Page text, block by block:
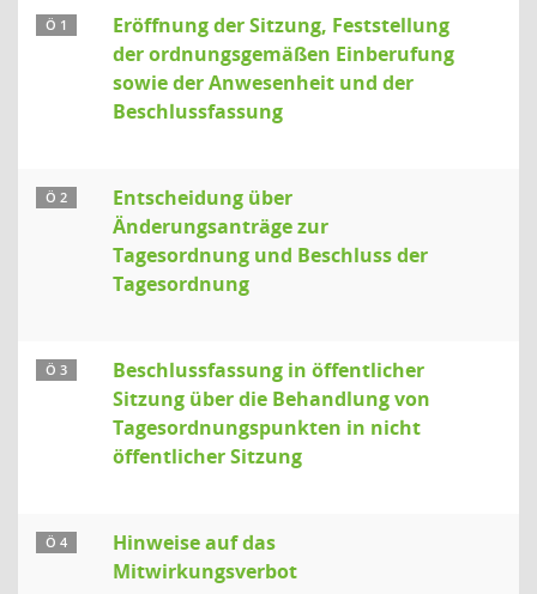
Ö 1
Eröffnung der Sitzung, Feststellung
der ordnungsgemäßen Einberufung
sowie der Anwesenheit und der
Beschlussfassung
Ö 2
Entscheidung über
Änderungsanträge zur
Tagesordnung und Beschluss der
Tagesordnung
Ö 3
Beschlussfassung in öffentlicher
Sitzung über die Behandlung von
Tagesordnungspunkten in nicht
öffentlicher Sitzung
Ö 4
Hinweise auf das
Mitwirkungsverbot